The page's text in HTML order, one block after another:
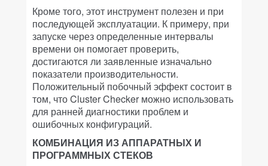
Кроме того, этот инструмент полезен и при
последующей эксплуатации. К примеру, при
запуске через определенные интервалы
времени он помогает проверить,
достигаются ли заявленные изначально
показатели производительности.
Положительный побочный эффект состоит в
том, что Cluster Checker можно использовать
для ранней диагностики проблем и
ошибочных конфигураций.
КОМБИНАЦИЯ ИЗ АППАРАТНЫХ И
ПРОГРАММНЫХ СТЕКОВ